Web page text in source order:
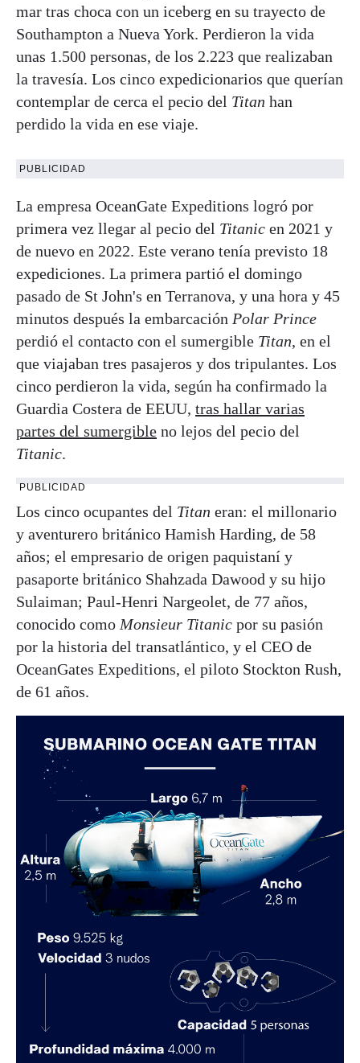
mar tras choca con un iceberg en su trayecto de
Southampton a Nueva York. Perdieron la vida
unas 1.500 personas, de los 2.223 que realizaban
la travesía. Los cinco expedicionarios que querían
contemplar de cerca el pecio del Titan han
perdido la vida en ese viaje.
PUBLICIDAD
La empresa OceanGate Expeditions logró por
primera vez llegar al pecio del Titanic en 2021 y
de nuevo en 2022. Este verano tenía previsto 18
expediciones. La primera partió el domingo
pasado de St John's en Terranova, y una hora y 45
minutos después la embarcación Polar Prince
perdió el contacto con el sumergible Titan, en el
que viajaban tres pasajeros y dos tripulantes. Los
cinco perdieron la vida, según ha confirmado la
Guardia Costera de EEUU, tras hallar varias
partes del sumergible no lejos del pecio del
Titanic.
PUBLICIDAD
Los cinco ocupantes del Titan eran: el millonario
y aventurero británico Hamish Harding, de 58
años; el empresario de origen paquistaní y
pasaporte británico Shahzada Dawood y su hijo
Sulaiman; Paul-Henri Nargeolet, de 77 años,
conocido como Monsieur Titanic por su pasión
por la historia del transatlántico, y el CEO de
OceanGates Expeditions, el piloto Stockton Rush,
de 61 años.